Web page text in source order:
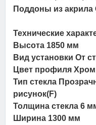
Поддоны из
Технические
Высота 1850 мм
Вид установки От
Цвет профиля
Тип стекла
рисунок(F)
Толщина стекла 6
Ширина 1300 мм